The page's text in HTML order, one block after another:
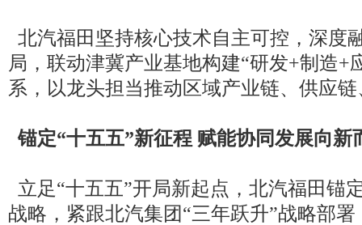
北汽福田坚持核心技术自主可控，深度
局，联动津冀产业基地构建“研发+制造+
系，以龙头担当推动区域产业链、供应
锚定“十五五”新征程 赋能协同发展向新
立足“十五五”开局新起点，北汽福田锚
战略，紧跟北汽集团“三年跃升”战略部